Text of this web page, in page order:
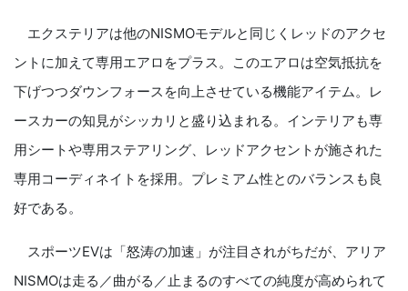
エクステリアは他のNISMOモデルと同じくレッドのアクセ
ントに加えて専用エアロをプラス。このエアロは空気抵抗を
下げつつダウンフォースを向上させている機能アイテム。レ
ースカーの知見がシッカリと盛り込まれる。インテリアも専
用シートや専用ステアリング、レッドアクセントが施された
専用コーディネイトを採用。プレミアム性とのバランスも良
好である。
スポーツEVは「怒涛の加速」が注目されがちだが、アリア
NISMOは走る／曲がる／止まるのすべての純度が高められて